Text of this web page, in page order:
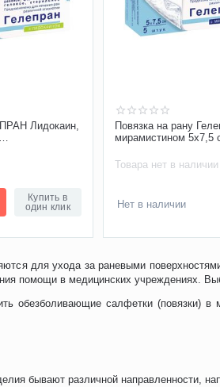
для ухода за раневыми
помощи в медицинских учреждениях.
обезболивающие салфетки (повязки)
бывают различной направленности,
Лидокаин,
Купить в
один клик
Повязка на рану
мирамистином 5х7,5
Товара нет в наличии
Нет в наличии